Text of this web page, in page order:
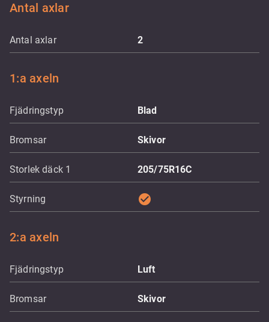
Antal axlar
Antal axlar 2
1:a axeln
Fjädringstyp Blad
Bromsar Skivor
Storlek däck 1 205/75R16C
Styrning check_circle
2:a axeln
Fjädringstyp Luft
Bromsar Skivor